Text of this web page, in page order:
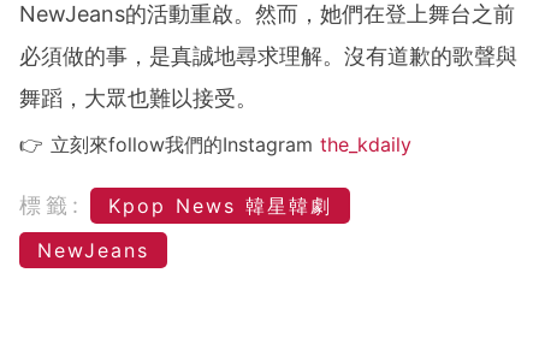
NewJeans的活動重啟。然而，她們在登上舞台之前
必須做的事，是真誠地尋求理解。沒有道歉的歌聲與
舞蹈，大眾也難以接受。
👉 立刻來follow我們的Instagram the_kdaily
標籤:
Kpop News 韓星韓劇
NewJeans